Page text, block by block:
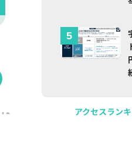
アクセスラン